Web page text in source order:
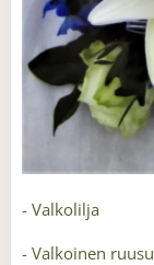
- Valkolilja
- Valkoinen ruusu